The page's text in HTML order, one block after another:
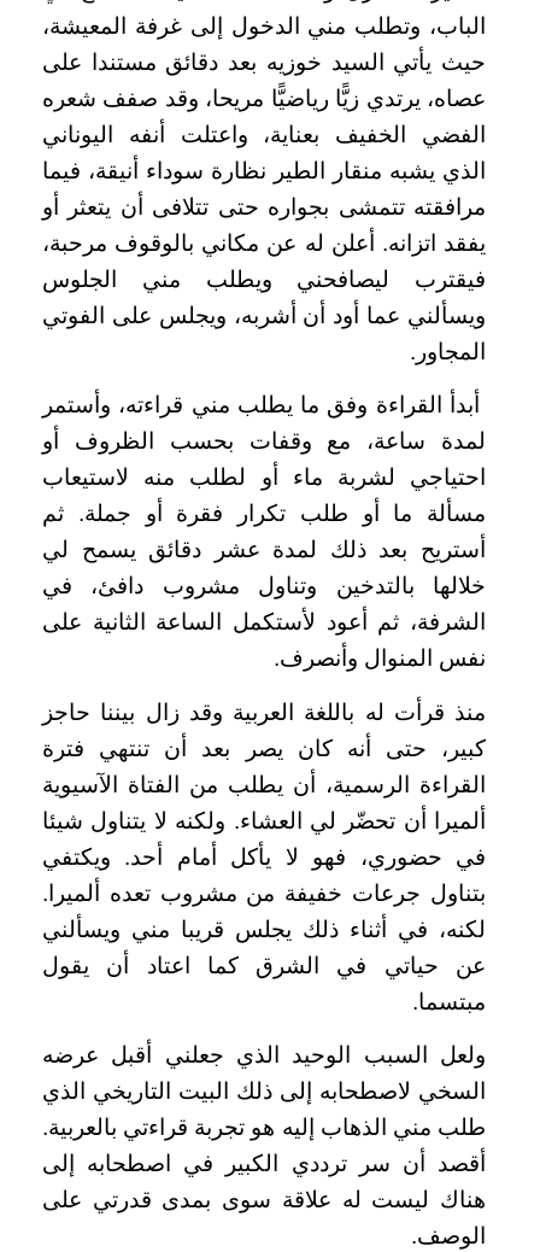
الباب، وتطلب مني الدخول إلى غرفة المعيشة،
حيث يأتي السيد خوزيه بعد دقائق مستندا على
عصاه، يرتدي زيًّا رياضيًّا مريحا، وقد صفف شعره
الفضي الخفيف بعناية، واعتلت أنفه اليوناني
الذي يشبه منقار الطير نظارة سوداء أنيقة، فيما
مرافقته تتمشى بجواره حتى تتلافى أن يتعثر أو
يفقد اتزانه. أعلن له عن مكاني بالوقوف مرحبة،
فيقترب ليصافحني ويطلب مني الجلوس
ويسألني عما أود أن أشربه، ويجلس على الفوتي
المجاور.
أبدأ القراءة وفق ما يطلب مني قراءته، وأستمر
لمدة ساعة، مع وقفات بحسب الظروف أو
احتياجي لشربة ماء أو لطلب منه لاستيعاب
مسألة ما أو طلب تكرار فقرة أو جملة. ثم
أستريح بعد ذلك لمدة عشر دقائق يسمح لي
خلالها بالتدخين وتناول مشروب دافئ، في
الشرفة، ثم أعود لأستكمل الساعة الثانية على
نفس المنوال وأنصرف.
منذ قرأت له باللغة العربية وقد زال بيننا حاجز
كبير، حتى أنه كان يصر بعد أن تنتهي فترة
القراءة الرسمية، أن يطلب من الفتاة الآسيوية
ألميرا أن تحضّر لي العشاء. ولكنه لا يتناول شيئا
في حضوري، فهو لا يأكل أمام أحد. ويكتفي
بتناول جرعات خفيفة من مشروب تعده ألميرا.
لكنه، في أثناء ذلك يجلس قريبا مني ويسألني
عن حياتي في الشرق كما اعتاد أن يقول
مبتسما.
ولعل السبب الوحيد الذي جعلني أقبل عرضه
السخي لاصطحابه إلى ذلك البيت التاريخي الذي
طلب مني الذهاب إليه هو تجربة قراءتي بالعربية.
أقصد أن سر ترددي الكبير في اصطحابه إلى
هناك ليست له علاقة سوى بمدى قدرتي على
الوصف.